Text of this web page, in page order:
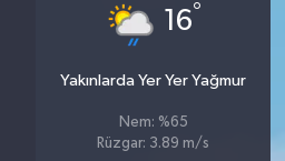
16°
Yakınlarda Yer Yer Yağmur
Nem: %65
Rüzgar: 3.89 m/s